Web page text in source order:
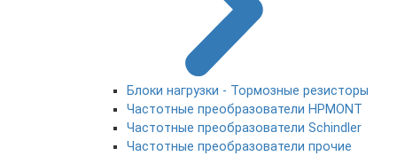
Блоки нагрузки - Тормозные резисторы
Частотные преобразователи HPMONT
Частотные преобразователи Schindler
Частотные преобразователи прочие